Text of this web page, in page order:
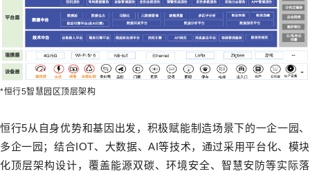
*恒行5智慧园区顶层架构
恒行5从自身优势和基因出发，积极赋能制造场景下的一企一园、
多企一园；结合IOT、大数据、AI等技术，通过采用平台化、模块
化顶层架构设计，覆盖能源双碳、环境安全、智慧安防等实际落